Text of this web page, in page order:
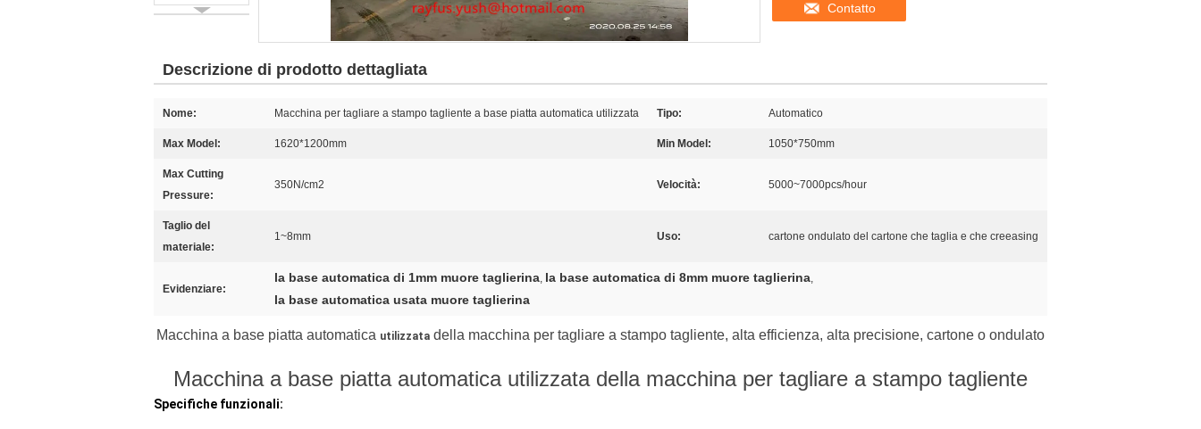
Contatto
Descrizione di prodotto dettagliata
Nome: Macchina per tagliare a stampo tagliente a base piatta automatica utilizzata Tipo: Automatico
Max Model: 1620*1200mm Min Model: 1050*750mm
Max Cutting
Pressure:
350N/cm2 Velocità: 5000~7000pcs/hour
Taglio del
materiale:
1~8mm Uso: cartone ondulato del cartone che taglia e che creeasing
Evidenziare:
la base automatica di 1mm muore taglierina, la base automatica di 8mm muore taglierina,
la base automatica usata muore taglierina
Macchina a base piatta automatica utilizzata della macchina per tagliare a stampo tagliente, alta efficienza, alta precisione, cartone o ondulato
Macchina a base piatta automatica utilizzata della macchina per tagliare a stampo tagliente
Specifiche funzionali: